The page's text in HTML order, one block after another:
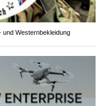
Westernbekleidung